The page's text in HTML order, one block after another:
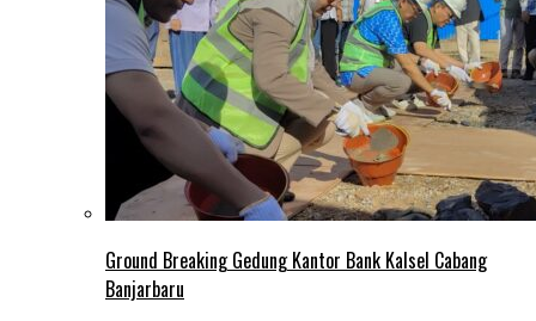
Ground Breaking Gedung Kantor Bank Kalsel Cabang
Banjarbaru